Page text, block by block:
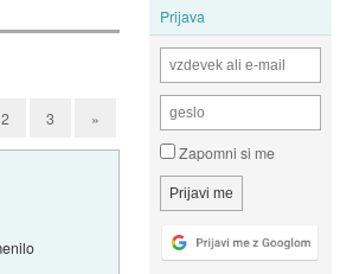
Prijava
Zapomni si me
2 3 »